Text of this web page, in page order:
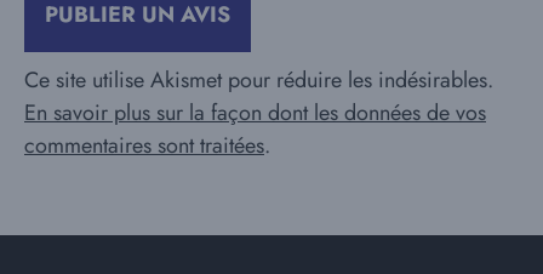
Ce site utilise Akismet pour réduire les indésirables.
En savoir plus sur la façon dont les données de vos
commentaires sont traitées.